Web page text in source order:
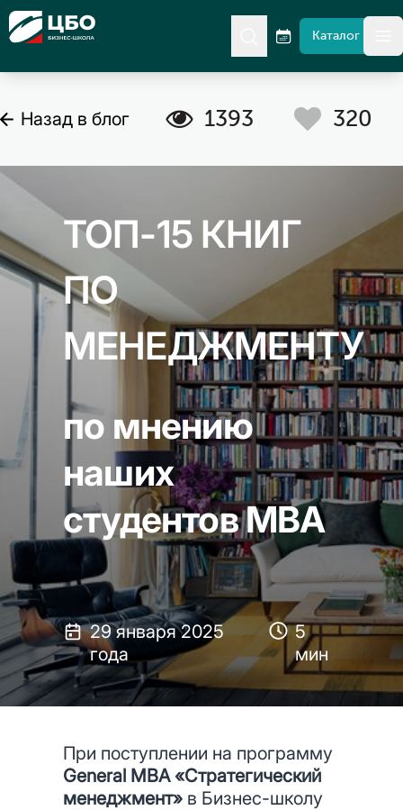
CBO
Каталог
Назад в блог A 1393 C 320
ТОП-15 КНИГ
ПО
МЕНЕДЖМЕНТУ
по мнению
наших
студентов MBA
29 января 2025
года
5
мин
При поступлении на программу
General МВА «Стратегический
менеджмент» в Бизнес-школу